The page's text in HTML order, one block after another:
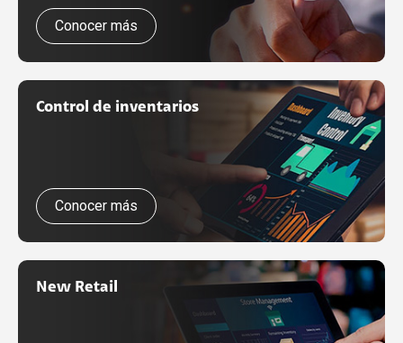
Conocer más
Control de inventarios
Conocer más
New Retail